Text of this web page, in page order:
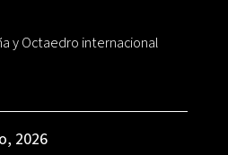
y Octaedro internacional
2026